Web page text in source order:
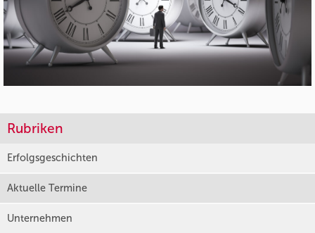
Rubriken
Erfolgsgeschichten
Aktuelle Termine
Unternehmen